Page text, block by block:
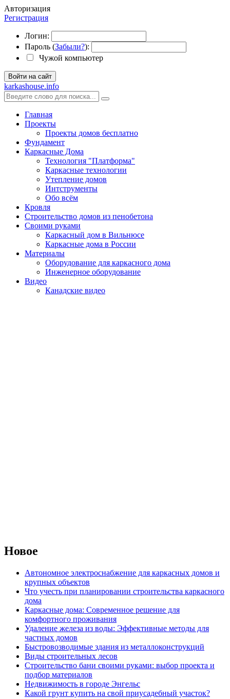
Авторизация
Регистрация
Логин:
Пароль (Забыли?):
Чужой компьютер
Войти на сайт
karkashouse.info
Главная
Проекты
Проекты домов бесплатно
Фундамент
Каркасные Дома
Технология "Платформа"
Каркасные технологии
Утепление домов
Интструменты
Обо всём
Кровля
Строительство домов из пенобетона
Своими руками
Каркасный дом в Вильнюсе
Каркасные дома в России
Материалы
Оборудование для каркасного дома
Инженерное оборудование
Видео
Канадские видео
Новое
Автономное электроснабжение для каркасных домов и
крупных объектов
Что учесть при планировании строительства каркасного
дома
Каркасные дома: Современное решение для
комфортного проживания
Удаление железа из воды: Эффективные методы для
частных домов
Быстровозводимые здания из металлоконструкций
Виды строительных лесов
Строительство бани своими руками: выбор проекта и
подбор материалов
Недвижимость в городе Энгельс
Какой грунт купить на свой приусадебный участок?